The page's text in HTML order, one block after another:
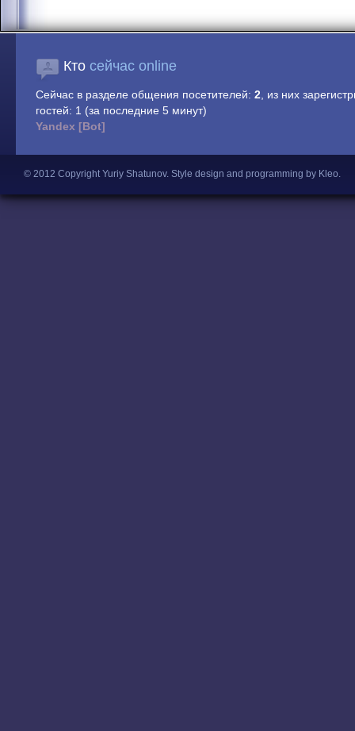
Кто сейчас online
Сейчас в разделе общения посетителей: 2, из них
гостей: 1 (за последние 5 минут)
Yandex [Bot]
© 2012 Copyright Yuriy Shatunov. Style design and programming by Kleo.